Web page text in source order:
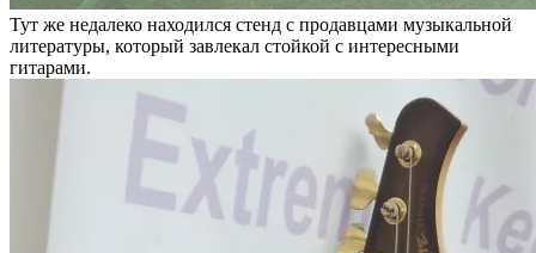
Тут же недалеко находился стенд с продавцами музыкальной
литературы, который завлекал стойкой с интересными
гитарами.